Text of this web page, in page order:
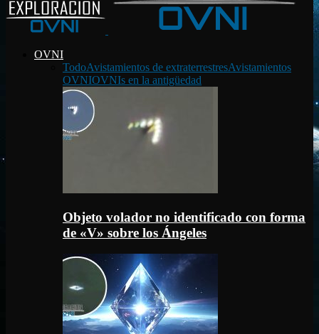
OVNI
TodoAvistamientos de extraterrestresAvistamientos
OVNIOVNIs en la antigüedad
Objeto volador no identificado con forma
de «V» sobre los Ángeles